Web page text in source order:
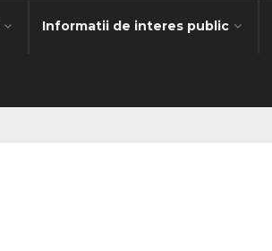
Informatii de interes public